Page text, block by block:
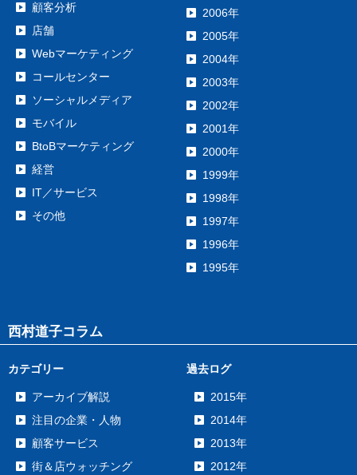
顧客分析
店舗
Webマーケティング
コールセンター
ソーシャルメディア
モバイル
BtoBマーケティング
経営
IT／サービス
その他
2006年
2005年
2004年
2003年
2002年
2001年
2000年
1999年
1998年
1997年
1996年
1995年
西村道子コラム
カテゴリー
アーカイブ解説
注目の企業・人物
顧客サービス
街＆店ウォッチング
過去ログ
2015年
2014年
2013年
2012年